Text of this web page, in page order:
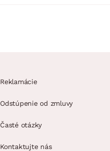
Reklamácie
Odstúpenie od zmluvy
Časté otázky
Kontaktujte nás